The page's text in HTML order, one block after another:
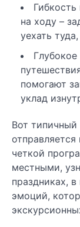
на ходу –
уехать
помогают
уклад
Вот
четкой
местными,
праздниках,
эмоций,